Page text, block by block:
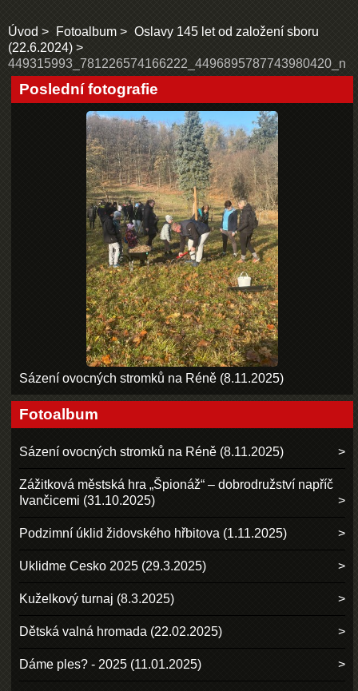
Úvod Fotoalbum
Oslavy 145 let od založení sboru
(22.6.2024)
449315993_781226574166222_4496895787743980420_n
Poslední fotografie
Sázení ovocných stromků na Réně (8.11.2025)
Fotoalbum
Sázení ovocných stromků na Réně (8.11.2025)
Zážitková městská hra „Špionáž“ – dobrodružství napříč
Ivančicemi (31.10.2025)
Podzimní úklid židovského hřbitova (1.11.2025)
Uklidme Cesko 2025 (29.3.2025)
Kuželkový turnaj (8.3.2025)
Dětská valná hromada (22.02.2025)
Dáme ples? - 2025 (11.01.2025)